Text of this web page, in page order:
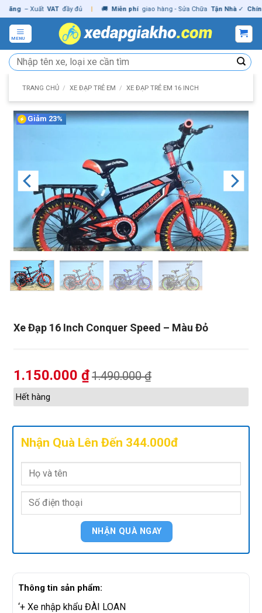
Skip
to
content
– Xuất VAT đầy đủ | 🚚 Miễn phí giao hàng - Sửa Chữa Tận Nhà ✓ Chính
MENU
Tìm
kiếm:
TRANG CHỦ / XE ĐẠP TRẺ EM / XE ĐẠP TRẺ EM 16 INCH
Xe Đạp 16 Inch Conquer Speed – Màu Đỏ
Giảm 23%
1.150.000 ₫1.490.000₫
Hết hàng
Nhận Quà Lên Đến 344.000đ
Thông tin sản phẩm:
‘+ Xe nhập khẩu ĐÀI LOAN